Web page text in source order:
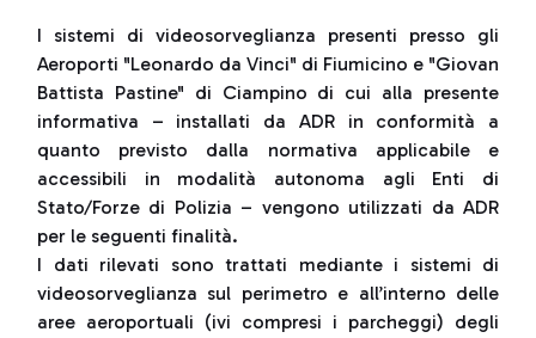
I sistemi di videosorveglianza presenti presso gli
Aeroporti "Leonardo da Vinci" di Fiumicino e "Giovan
Battista Pastine" di Ciampino di cui alla presente
informativa – installati da ADR in conformità a
quanto previsto dalla normativa applicabile e
accessibili in modalità autonoma agli Enti di
Stato/Forze di Polizia – vengono utilizzati da ADR
per le seguenti finalità.
I dati rilevati sono trattati mediante i sistemi di
videosorveglianza sul perimetro e all’interno delle
aree aeroportuali (ivi compresi i parcheggi) degli